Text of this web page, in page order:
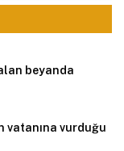
beyanda
vatanına vurduğu